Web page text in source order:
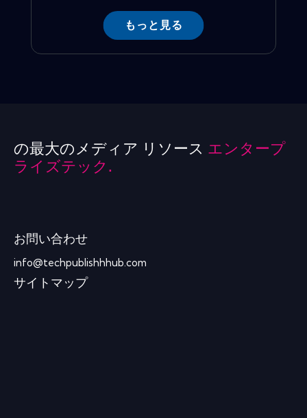
もっと見る
の最大のメディア リソース エンタープ
ライズテック.
お問い合わせ
info@techpublishhhub.com
サイトマップ